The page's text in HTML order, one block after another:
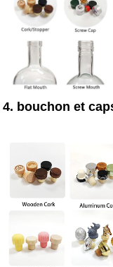
4. bouchon et